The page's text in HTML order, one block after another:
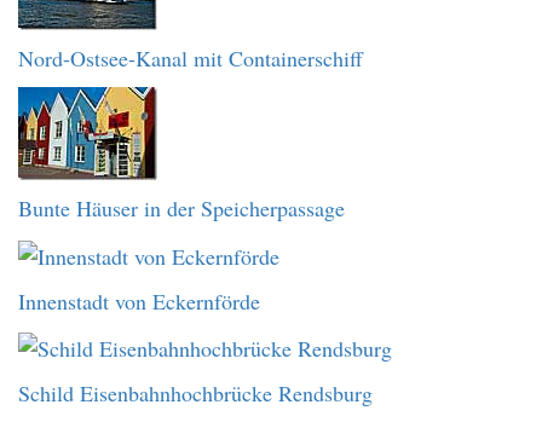
Nord-Ostsee-Kanal mit Containerschiff
Bunte Häuser in der Speicherpassage
Innenstadt von Eckernförde
Schild Eisenbahnhochbrücke Rendsburg